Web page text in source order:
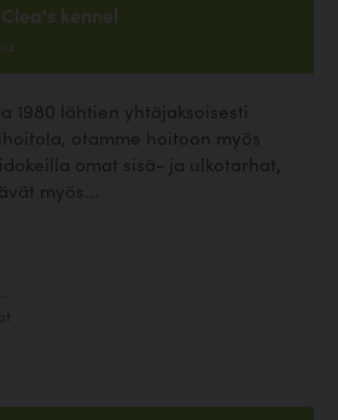
kennel
1980 lähtien yhtäjaksoisesti
otamme hoitoon myös
omat sisä- ja ulkotarhat,
myös...